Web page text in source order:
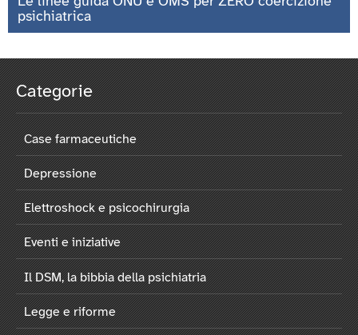
psichiatrica
Categorie
Case farmaceutiche
Depressione
Elettroshock e psicochirurgia
Eventi e iniziative
Il DSM, la bibbia della psichiatria
Legge e riforme